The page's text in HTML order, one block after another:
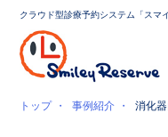
クラウド型診療予約システム「スマ
トップ 事例紹介 消化